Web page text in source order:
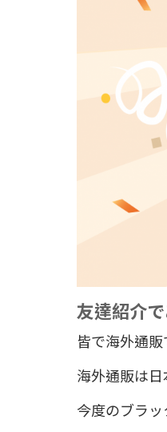
友達紹介
皆で海外通販
海外通販は
今度のブラ